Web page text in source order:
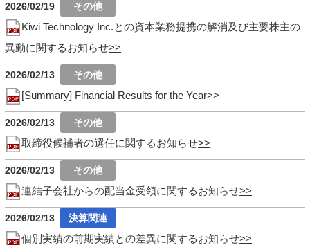
2026/02/19
Kiwi Technology Inc.との資本業務提携の解消及び主要株主の
異動に関するお知らせ
2026/02/13
[Summary] Financial Results for the Year
2026/02/13
取締役候補者の選任に関するお知らせ
2026/02/13
連結子会社からの配当金受領に関するお知らせ
2026/02/13
個別実績の前期実績との差異に関するお知らせ